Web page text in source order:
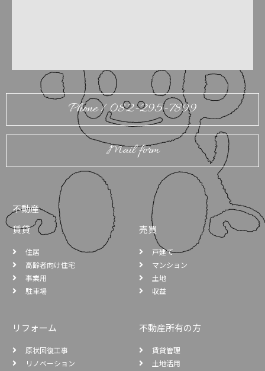
Phone / 082-295-7899
Mail form
不動産
賃貸
住居
高齢者向け住宅
事業用
駐車場
売買
戸建て
マンション
土地
収益
リフォーム
原状回復工事
リノベーション
不動産所有の方
賃貸管理
土地活用